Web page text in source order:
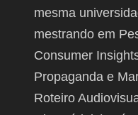
mesma
mestrando em
Consumer
Propaganda e
Roteiro